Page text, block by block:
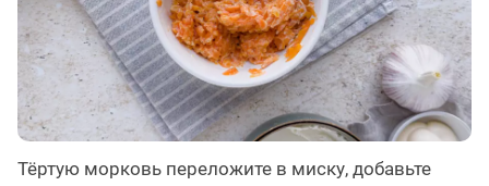
Тёртую морковь переложите в миску, добавьте